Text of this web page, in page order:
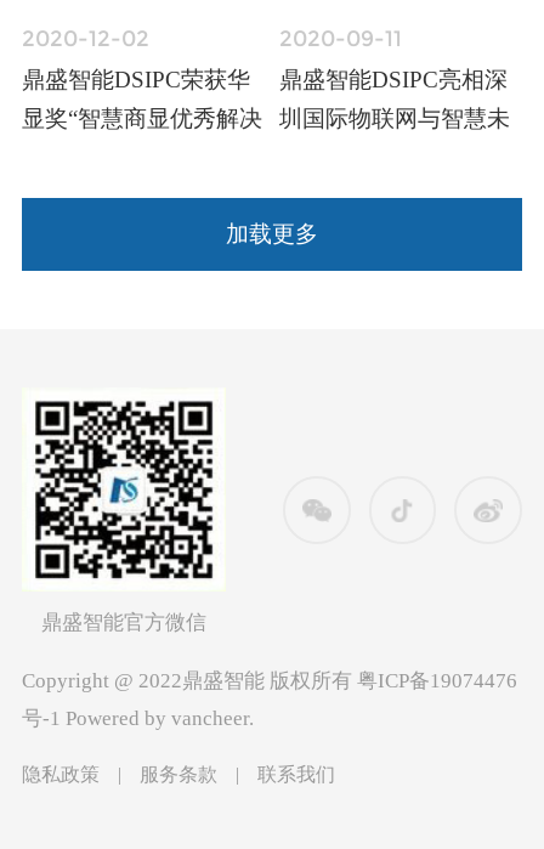
2020-12-02
鼎盛智能DSIPC荣获华
显奖“智慧商显优秀解决
2020-09-11
鼎盛智能DSIPC亮相深
圳国际物联网与智慧未
加载更多
鼎盛智能官方微信
Copyright @ 2022鼎盛智能 版权所有 粤ICP备19074476
号-1 Powered by vancheer.
隐私政策 | 服务条款 | 联系我们